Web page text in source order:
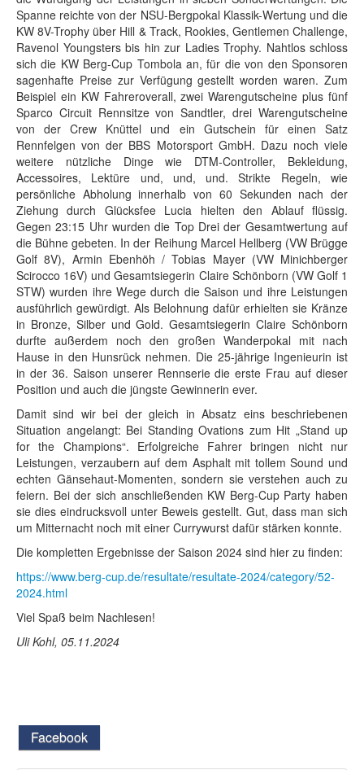
Spanne reichte von der NSU-Bergpokal Klassik-Wertung und die
KW 8V-Trophy über Hill & Track, Rookies, Gentlemen Challenge,
Ravenol Youngsters bis hin zur Ladies Trophy. Nahtlos schloss
sich die KW Berg-Cup Tombola an, für die von den Sponsoren
sagenhafte Preise zur Verfügung gestellt worden waren. Zum
Beispiel ein KW Fahreroverall, zwei Warengutscheine plus fünf
Sparco Circuit Rennsitze von Sandtler, drei Warengutscheine
von der Crew Knüttel und ein Gutschein für einen Satz
Rennfelgen von der BBS Motorsport GmbH. Dazu noch viele
weitere nützliche Dinge wie DTM-Controller, Bekleidung,
Accessoires, Lektüre und, und, und. Strikte Regeln, wie
persönliche Abholung innerhalb von 60 Sekunden nach der
Ziehung durch Glücksfee Lucia hielten den Ablauf flüssig.
Gegen 23:15 Uhr wurden die Top Drei der Gesamtwertung auf
die Bühne gebeten. In der Reihung Marcel Hellberg (VW Brügge
Golf 8V), Armin Ebenhöh / Tobias Mayer (VW Minichberger
Scirocco 16V) und Gesamtsiegerin Claire Schönborn (VW Golf 1
STW) wurden ihre Wege durch die Saison und ihre Leistungen
ausführlich gewürdigt. Als Belohnung dafür erhielten sie Kränze
in Bronze, Silber und Gold. Gesamtsiegerin Claire Schönborn
durfte außerdem noch den großen Wanderpokal mit nach
Hause in den Hunsrück nehmen. Die 25-jährige Ingenieurin ist
in der 36. Saison unserer Rennserie die erste Frau auf dieser
Position und auch die jüngste Gewinnerin ever.
Damit sind wir bei der gleich in Absatz eins beschriebenen
Situation angelangt: Bei Standing Ovations zum Hit „Stand up
for the Champions“. Erfolgreiche Fahrer bringen nicht nur
Leistungen, verzaubern auf dem Asphalt mit tollem Sound und
echten Gänsehaut-Momenten, sondern sie verstehen auch zu
feiern. Bei der sich anschließenden KW Berg-Cup Party haben
sie dies eindrucksvoll unter Beweis gestellt. Gut, dass man sich
um Mitternacht noch mit einer Currywurst dafür stärken konnte.
Die kompletten Ergebnisse der Saison 2024 sind hier zu finden:
https://www.berg-cup.de/resultate/resultate-2024/category/52-
2024.html
Viel Spaß beim Nachlesen!
Uli Kohl, 05.11.2024
Facebook